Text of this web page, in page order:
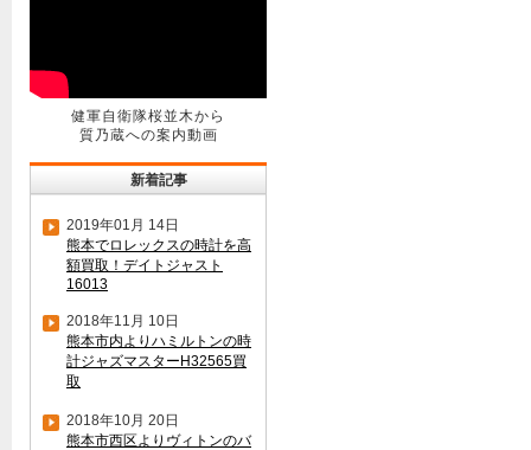
健軍自衛隊桜並木から
質乃蔵への案内動画
新着記事
2019年01月 14日
熊本でロレックスの時計を高
額買取！デイトジャスト
16013
2018年11月 10日
熊本市内よりハミルトンの時
計ジャズマスターH32565買
取
2018年10月 20日
熊本市西区よりヴィトンのバ